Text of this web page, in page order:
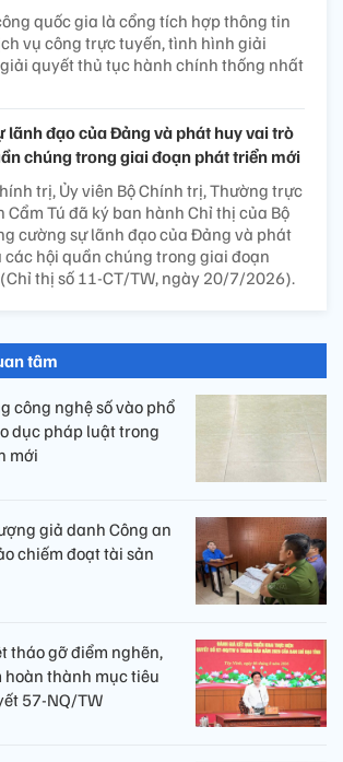
quốc gia là cổng tích hợp thông tin
vụ công trực tuyến, tình hình giải
quyết thủ tục hành chính thống nhất
lãnh đạo của Đảng và phát huy vai trò
chúng trong giai đoạn phát triển mới
trị, Ủy viên Bộ Chính trị, Thường trực
Cẩm Tú đã ký ban hành Chỉ thị của Bộ
cường sự lãnh đạo của Đảng và phát
các hội quần chúng trong giai đoạn
thị số 11-CT/TW, ngày 20/7/2026).
tâm
công nghệ số vào phổ
dục pháp luật trong
mới
giả danh Công an
chiếm đoạt tài sản
tháo gỡ điểm nghẽn,
hoàn thành mục tiêu
57-NQ/TW